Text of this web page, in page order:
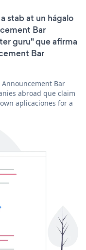
stab at un hágalo
Bar
guru" que afirma
Bar
Bar
abroad que claim
aplicaciones for a